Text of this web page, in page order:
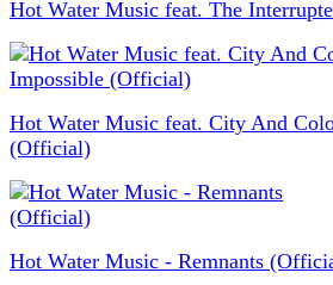
Hot Water Music feat. The
Hot Water Music feat. City And
(Official)
Hot Water Music - Remnants